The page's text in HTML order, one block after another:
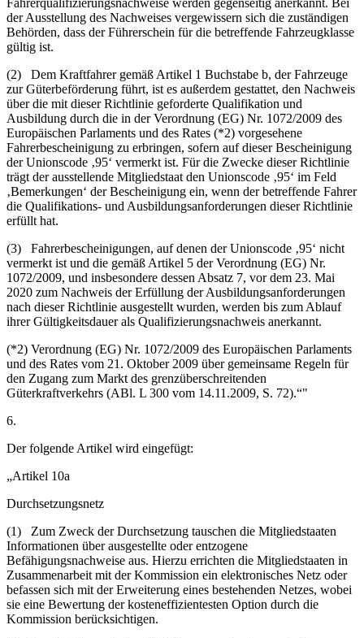
der Ausstellung des Nachweises vergewissern sich die zuständigen
Behörden, dass der Führerschein für die betreffende Fahrzeugklasse
gültig ist.
(2) Dem Kraftfahrer gemäß Artikel 1 Buchstabe b, der Fahrzeuge
zur Güterbeförderung führt, ist es außerdem gestattet, den Nachweis
über die mit dieser Richtlinie geforderte Qualifikation und
Ausbildung durch die in der Verordnung (EG) Nr. 1072/2009 des
Europäischen Parlaments und des Rates (*2) vorgesehene
Fahrerbescheinigung zu erbringen, sofern auf dieser Bescheinigung
der Unionscode ‚95‘ vermerkt ist. Für die Zwecke dieser Richtlinie
trägt der ausstellende Mitgliedstaat den Unionscode ‚95‘ im Feld
‚Bemerkungen‘ der Bescheinigung ein, wenn der betreffende Fahrer
die Qualifikations- und Ausbildungsanforderungen dieser Richtlinie
erfüllt hat.
(3) Fahrerbescheinigungen, auf denen der Unionscode ‚95‘ nicht
vermerkt ist und die gemäß Artikel 5 der Verordnung (EG) Nr.
1072/2009, und insbesondere dessen Absatz 7, vor dem 23. Mai
2020 zum Nachweis der Erfüllung der Ausbildungsanforderungen
nach dieser Richtlinie ausgestellt wurden, werden bis zum Ablauf
ihrer Gültigkeitsdauer als Qualifizierungsnachweis anerkannt.
(*2) Verordnung (EG) Nr. 1072/2009 des Europäischen Parlaments
und des Rates vom 21. Oktober 2009 über gemeinsame Regeln für
den Zugang zum Markt des grenzüberschreitenden
Güterkraftverkehrs (ABl. L 300 vom 14.11.2009, S. 72).“"
6.
Der folgende Artikel wird eingefügt:
„Artikel 10a
Durchsetzungsnetz
(1) Zum Zweck der Durchsetzung tauschen die Mitgliedstaaten
Informationen über ausgestellte oder entzogene
Befähigungsnachweise aus. Hierzu errichten die Mitgliedstaaten in
Zusammenarbeit mit der Kommission ein elektronisches Netz oder
befassen sich mit der Erweiterung eines bestehenden Netzes, wobei
sie eine Bewertung der kosteneffizientesten Option durch die
Kommission berücksichtigen.